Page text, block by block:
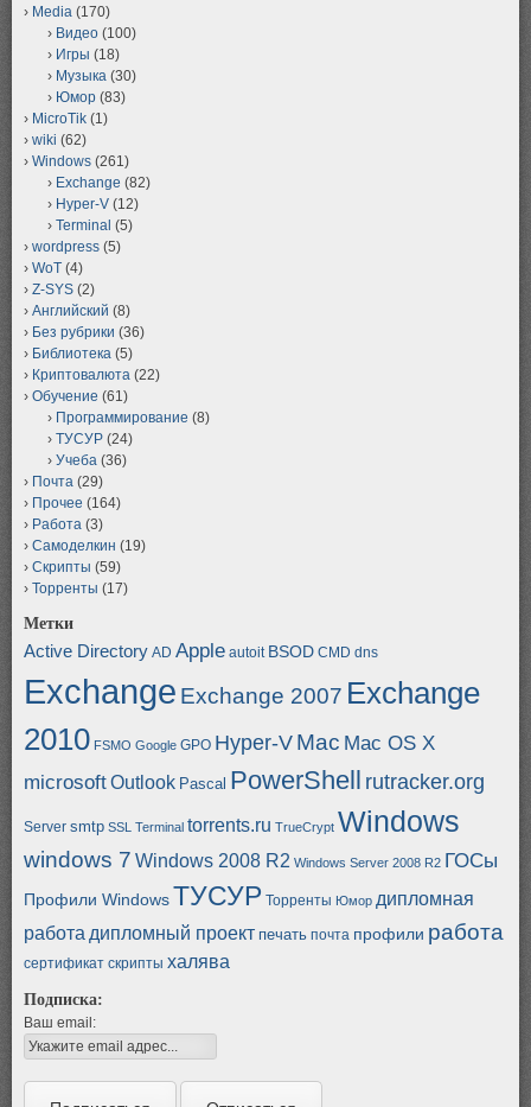
Media (170)
Видео (100)
Игры (18)
Музыка (30)
Юмор (83)
MicroTik (1)
wiki (62)
Windows (261)
Exchange (82)
Hyper-V (12)
Terminal (5)
wordpress (5)
WoT (4)
Z-SYS (2)
Английский (8)
Без рубрики (36)
Библиотека (5)
Криптовалюта (22)
Обучение (61)
Программирование (8)
ТУСУР (24)
Учеба (36)
Почта (29)
Прочее (164)
Работа (3)
Самоделкин (19)
Скрипты (59)
Торренты (17)
Метки
Active Directory AD Apple autoit BSOD CMD dns
Exchange Exchange 2007 Exchange
2010 FSMO Google GPO Hyper-V Mac Mac OS X
microsoftOutlook Pascal PowerShell rutracker.org
Server smtp SSL Terminal torrents.ru TrueCrypt Windows
windows 7 Windows 2008 R2 Windows Server 2008 R2 ГОСы
Профили WindowsТУСУР Торренты Юмор дипломная
работа дипломный проект печать почта профили работа
сертификат скрипты халява
Подписка:
Ваш email: